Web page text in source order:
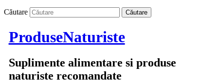
Căutare
ProduseNaturiste
Suplimente alimentare si produse
naturiste recomandate